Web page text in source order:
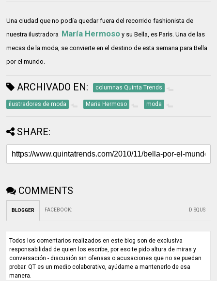
Una ciudad que no podía quedar fuera del recorrido fashionista de
nuestra ilustradora María Hermoso y su Bella, es París. Una de las
mecas de la moda, se convierte en el destino de esta semana para Bella
por el mundo.
ARCHIVADO EN: columnas Quinta Trends
ilustradores de moda Maria Hermoso moda
SHARE:
COMMENTS
BLOGGER FACEBOOK: DISQUS
Todos los comentarios realizados en este blog son de exclusiva
responsabilidad de quien los escribe, por eso te pido altura de miras y
conversación - discusión sin ofensas o acusaciones que no se puedan
probar. QT es un medio colaborativo, ayúdame a mantenerlo de esa
manera.